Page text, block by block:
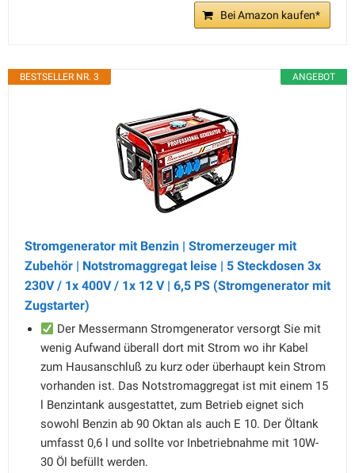
Bei Amazon kaufen*
ANGEBOT
BESTSELLER NR. 3
Stromgenerator mit Benzin | Stromerzeuger mit
Zubehör | Notstromaggregat leise | 5 Steckdosen 3x
230V / 1x 400V / 1x 12 V | 6,5 PS (Stromgenerator mit
Zugstarter)
Der Messermann Stromgenerator versorgt Sie mit
wenig Aufwand überall dort mit Strom wo ihr Kabel
zum Hausanschluß zu kurz oder überhaupt kein Strom
vorhanden ist. Das Notstromaggregat ist mit einem 15
l Benzintank ausgestattet, zum Betrieb eignet sich
sowohl Benzin ab 90 Oktan als auch E 10. Der Öltank
umfasst 0,6 l und sollte vor Inbetriebnahme mit 10W-
30 Öl befüllt werden.